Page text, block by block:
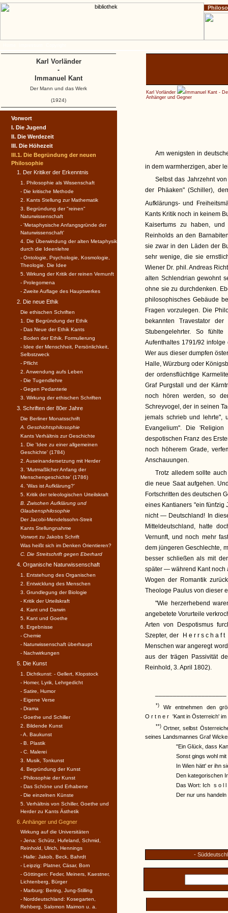
Karl Vorländer
Immanuel Kant -
Anhänger und Gegner
Am wenigsten in
in dem warmherzigen, aber
Selbst das Jahrzehnt
der Phäaken" (Schiller),
Aufklärungs- und
Kants Kritik noch in keinem
Kaisertums zu haben,
Reinholds an den
sie zwar in den Läden der
sehr wenige, die sie
Wiener Dr. phil. Andreas
alten Schlendrian gewohnt
ohne sie zu durchdenken.
philosophisches Gebäude
Fragen vorzulegen. Die
bekannten Travestator
Stubengelehrter. So
Aufenthaltes 1791/92
Wer aus dieser dumpfen
Halle, Würzburg oder
der ordensflüchtige
Graf Purgstall und der
noch hören werden, so
Schreyvogel, der in seinen
jemals schrieb und lehrte",
Evangelium". Die
despotischen Franz des
noch höherem Grade,
Anschauungen.
Trotz alledem sollte
die neue Saat aufgehen.
Fortschritten des deutschen
eines Kantianers "ein fünfzig
nicht — Deutschland! In
Mitteldeutschland, hatte
Vernunft, und noch mehr
dem jüngeren Geschlechte,
besser schließen als mit
später — während Kant noch
Wogen der Romantik
Theologe Paulus von dieser
"Wie herzerhebend
angebetete Vorurteile
Arten von Despotismus
Szepter, der Herrschaft
Menschen war angeregt
aus der trägen Passivität
Reinhold, 3. April 1802).
*) Wir entnehmen den
Ortner 'Kant in Österreich'
**) Ortner, selbst
seines Landsmannes Graf
"Ein Glück, dass
Sonst gings wohl
In Wien hätt' er ihn
Den kategorischen
Das Wort: Ich soll
Der nur uns
-
Vorwort
I. Die Jugend
II. Die Werdezeit
III. Die Höhezeit
III.1. Die Begründung der neuen
Philosophie
1. Der Kritiker der Erkenntnis
1. Philosophie als Wissenschaft
- Die kritische Methode
2. Kants Stellung zur Mathematik
3. Begründung der "reinen"
Naturwissenschaft
- 'Metaphysische Anfangsgründe der
Naturwissenschaft'
4. Die Überwindung der alten Metaphysik
durch die Ideenlehre
- Ontologie, Psychologie, Kosmologie,
Theologie. Die Idee
5. Wirkung der Kritik der reinen Vernunft
- Prolegomena
- Zweite Auflage des Hauptwerkes
2. Die neue Ethik
Die ethischen Schriften
1. Die Begründung der Ethik
- Das Neue der Ethik Kants
- Boden der Ethik. Formulierung
- Idee der Menschheit, Persönlichkeit,
Selbstzweck
- Pflicht
2. Anwendung aufs Leben
- Die Tugendlehre
- Gegen Pedanterie
3. Wirkung der ethischen Schriften
3. Schriften der 80er Jahre
Die Berliner Monatsschrift
A. Geschichtsphilosophie
Kants Verhältnis zur Geschichte
1. Die 'Idee zu einer allgemeinen
Geschichte' (1784)
2. Auseinandersetzung mit Herder
3. 'Mutmaßlicher Anfang der
Menschengeschichte' (1786)
4. 'Was ist Aufklärung?'
5. Kritik der teleologischen Urteilskraft
B. Zwischen Aufklärung und
Glaubensphilosophie
Der Jacobi-Mendelssohn-Streit
Kants Stellungnahme
Vorwort zu Jakobs Schrift
Was heißt sich im Denken Orientieren?
C. Die Streitschrift gegen Eberhard
4. Organische Naturwissenschaft
1. Entstehung des Organischen
2. Entwicklung des Menschen
3. Grundlegung der Biologie
- Kritik der Urteilskraft
4. Kant und Darwin
5. Kant und Goethe
6. Ergebnisse
- Chemie
- Naturwissenschaft überhaupt
- Nachwirkungen
5. Die Kunst
1. Dichtkunst: - Gellert, Klopstock
- Homer, Lyrik, Lehrgedicht
- Satire, Humor
- Eigene Verse
- Drama
- Goethe und Schiller
2. Bildende Kunst
- A. Baukunst
- B. Plastik
- C. Malerei
3. Musik, Tonkunst
4. Begründung der Kunst
- Philosophie der Kunst
- Das Schöne und Erhabene
- Die einzelnen Künste
5. Verhältnis von Schiller, Goethe und
Herder zu Kants Ästhetik
6. Anhänger und Gegner
Wirkung auf die Universitäten
- Jena: Schütz, Hufeland, Schmid,
Reinhold, Ulrich, Hennings
- Halle: Jakob, Beck, Bahrdt
- Leipzig: Platner, Cäsar, Born
- Göttingen: Feder, Meiners, Kaestner,
Lichtenberg, Bürger
- Marburg: Bering, Jung-Stilling
- Norddeutschland: Kosegarten,
Rehberg, Salomon Maimon u. a.
Karl Vorländer
-
Immanuel Kant
Der Mann und das Werk
(1924)